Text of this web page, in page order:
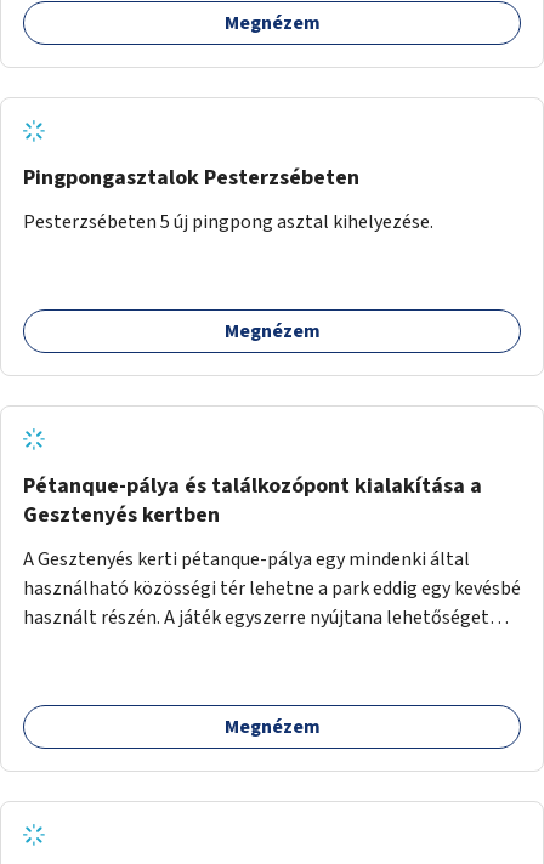
Megnézem
Pingpongasztalok Pesterzsébeten
Pesterzsébeten 5 új pingpong asztal kihelyezése.
Megnézem
Pétanque-pálya és találkozópont kialakítása a
Gesztenyés kertben
A Gesztenyés kerti pétanque-pálya egy mindenki által
használható közösségi tér lehetne a park eddig egy kevésbé
használt részén. A játék egyszerre nyújtana lehetőséget
autizmussal vagy demenciával élő emberek számára is.
Megnézem